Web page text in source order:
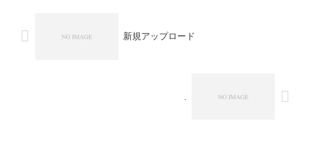
新規アップロード